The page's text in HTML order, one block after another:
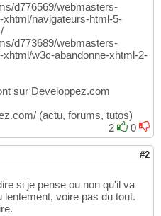
d776569/webmasters-
navigateurs-html-5-
d773689/webmasters-
w3c-abandonne-xhtml-2-
sur Developpez.com
(actu, forums, tutos)
2
0
#2
si je pense ou non qu'il va
voire pas du tout.